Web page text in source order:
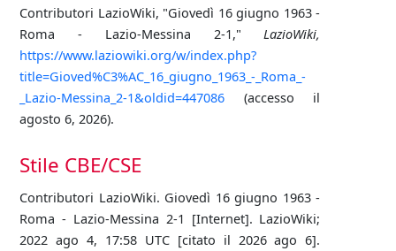
Contributori LazioWiki, "Giovedì 16 giugno 1963 -
Roma - Lazio-Messina 2-1,"LazioWiki,
https://www.laziowiki.org/w/index.php?
title=Gioved%C3%AC_16_giugno_1963_-_Roma_-
_Lazio-Messina_2-1&oldid=447086 (accesso il
agosto 6, 2026).
Stile CBE/CSE
Contributori LazioWiki. Giovedì 16 giugno 1963 -
Roma - Lazio-Messina 2-1 [Internet]. LazioWiki;
2022 ago 4, 17:58 UTC [citato il 2026 ago 6].